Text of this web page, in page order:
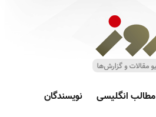
مطالب انگلیسی نویسندگان